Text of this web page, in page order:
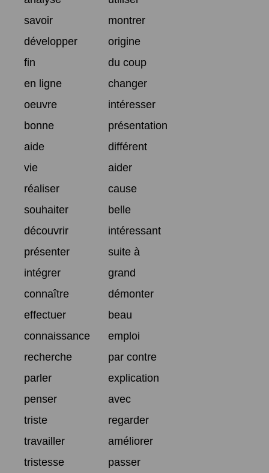
savoir
montrer
développer
origine
fin
du coup
en ligne
changer
oeuvre
intéresser
bonne
présentation
aide
différent
vie
aider
réaliser
cause
souhaiter
belle
découvrir
intéressant
présenter
suite à
intégrer
grand
connaître
démonter
effectuer
beau
connaissance
emploi
recherche
par contre
parler
explication
penser
avec
triste
regarder
travailler
améliorer
tristesse
passer